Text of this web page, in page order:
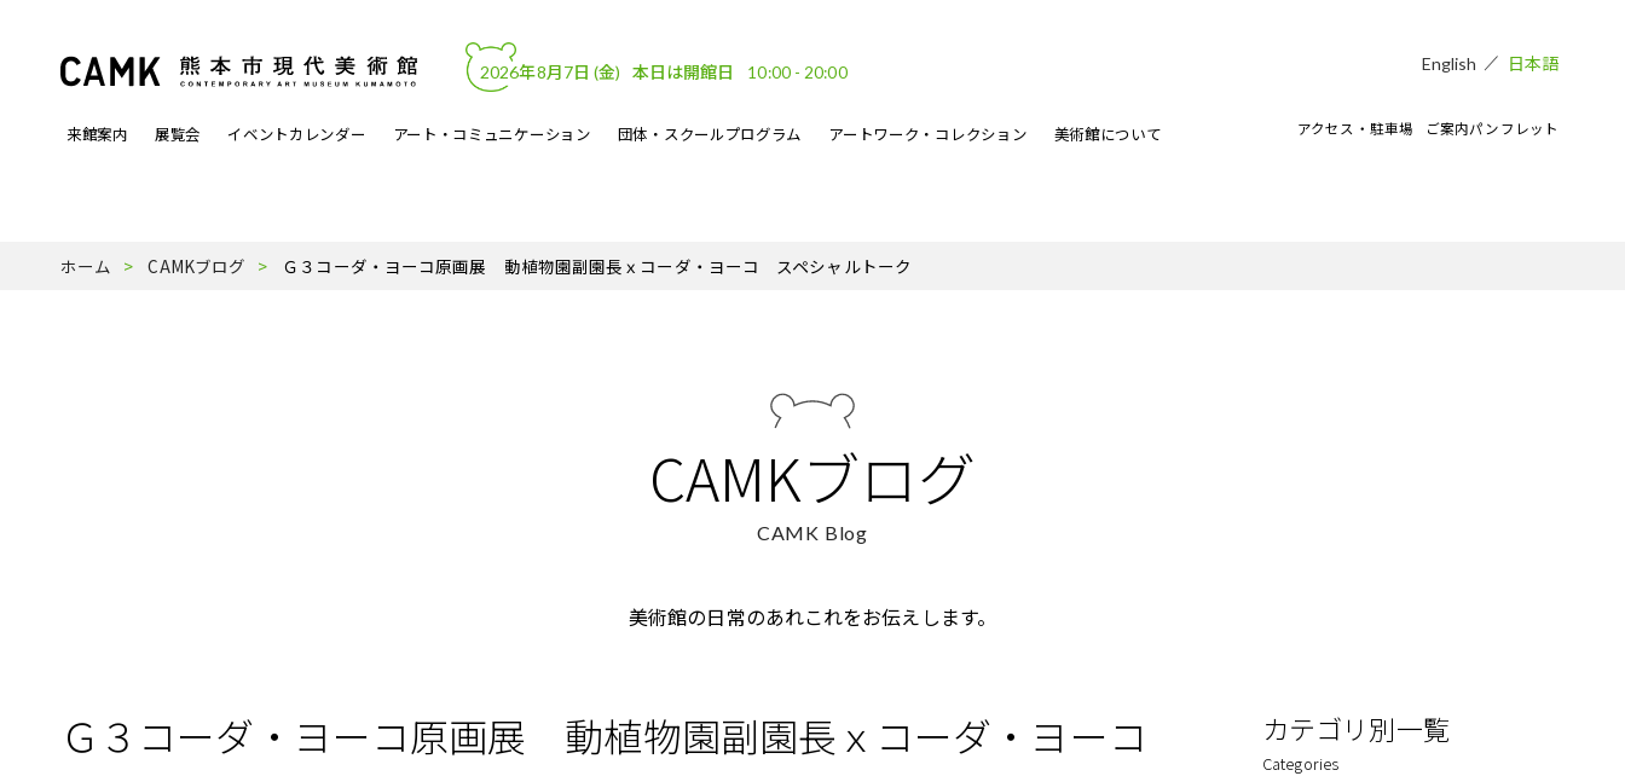
2026年8月7日 (金) 本日は開館日 10:00 - 20:00
来館案内 展覧会 イベントカレンダー アート・コミュニケーション 団体・スクールプログラム アートワーク・コレクション 美術館について
English 日本語
アクセス・駐車場 ご案内パンフレット
ホーム CAMKブログ Ｇ３コーダ・ヨーコ原画展 動植物園副園長ｘコーダ・ヨーコ スペシャルトーク
CAMKブログ
CAMK Blog
美術館の日常のあれこれをお伝えします。
Ｇ３コーダ・ヨーコ原画展 動植物園副園長ｘコーダ・ヨーコ
カテゴリ別一覧
Categories